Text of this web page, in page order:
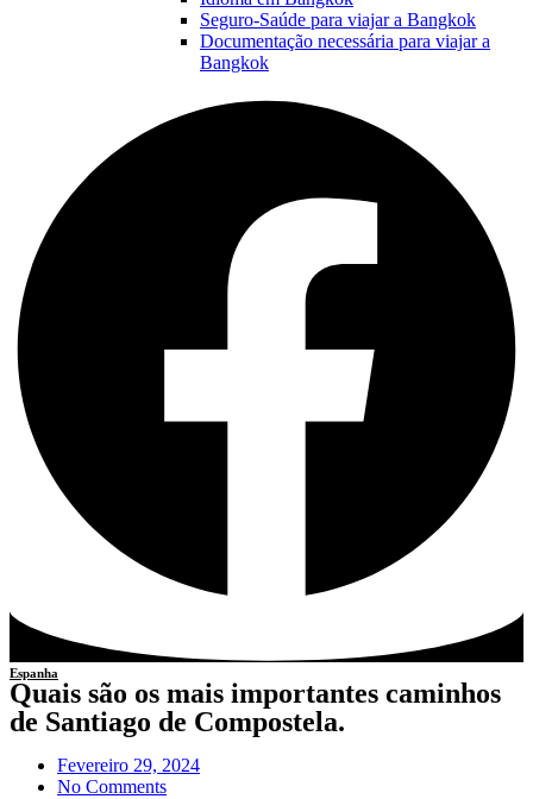
Seguro-Saúde para viajar a Bangkok
Documentação necessária para viajar a
Bangkok
Espanha
Quais são os mais importantes caminhos
de Santiago de Compostela.
Fevereiro 29, 2024
No Comments